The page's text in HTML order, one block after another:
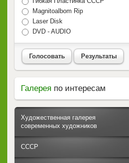
Magnitoalbom Rip
Laser Disk
DVD - AUDIO
Голосовать Результаты
Галерея по интересам
Художественная галерея
современных художников
СССР